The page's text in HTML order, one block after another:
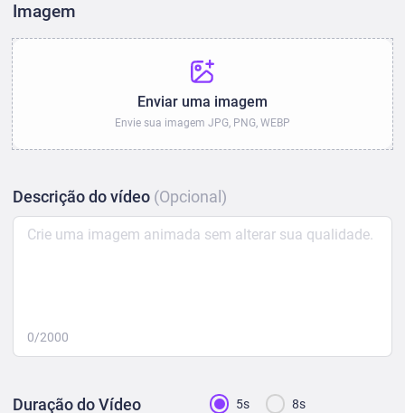
Imagem
Enviar uma imagem
Envie sua imagem JPG, PNG, WEBP
Descrição do vídeo (Opcional)
0/2000
Duração do Vídeo 5s 8s